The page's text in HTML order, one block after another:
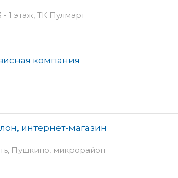
1 этаж, ТК Пулмарт
компания
интернет-магазин
Пушкино, микрорайон